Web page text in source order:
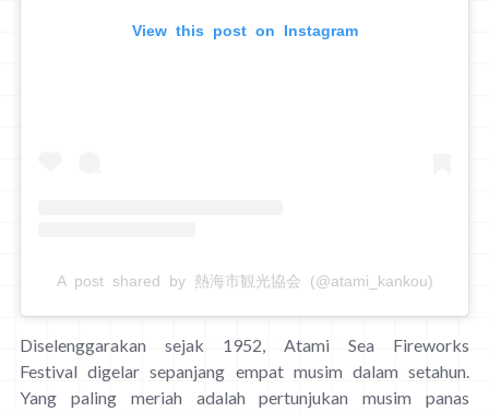
View this post on Instagram
A post shared by 熱海市観光協会 (@atami_kankou)
Diselenggarakan sejak 1952, Atami Sea Fireworks
Festival digelar sepanjang empat musim dalam setahun.
Yang paling meriah adalah pertunjukan musim panas